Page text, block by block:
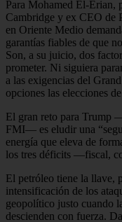
Para Mohamed El-Erian,
Cambridge y ex CEO de
en Oriente Medio
garantías fiables de que
Son, a su juicio, dos
prometer. Ni siguiera
a las exigencias del
opciones las elecciones
El gran reto para Trump
FMI— es eludir una
energía que eleva de
los tres déficits —fiscal,
El petróleo tiene la llave,
intensificación de los
geopolítico justo cuando
descienden con fuerza.